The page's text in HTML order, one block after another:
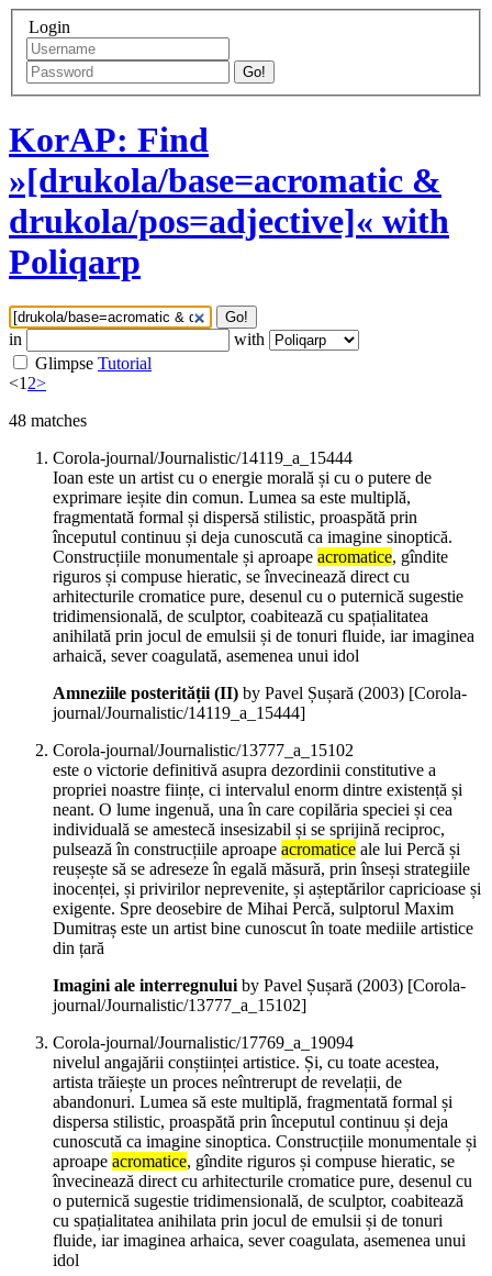
Login
Go!
KorAP: Find
»[drukola/base=acromatic &
drukola/pos=adjective]« with
Poliqarp
Go!
in
with
Glimpse Tutorial
<12>
48 matches
Corola-journal/Journalistic/14119_a_15444
Ioan este un artist cu o energie morală și cu o putere de
exprimare ieșite din comun. Lumea sa este multiplă,
fragmentată formal și dispersă stilistic, proaspătă prin
începutul continuu și deja cunoscută ca imagine sinoptică.
Construcțiile monumentale și aproape acromatice, gîndite
riguros și compuse hieratic, se învecinează direct cu
arhitecturile cromatice pure, desenul cu o puternică sugestie
tridimensională, de sculptor, coabitează cu spațialitatea
anihilată prin jocul de emulsii și de tonuri fluide, iar imaginea
arhaică, sever coagulată, asemenea unui idol
Amneziile posterității (II) by Pavel Șușară (2003) [Corola-
journal/Journalistic/14119_a_15444]
Corola-journal/Journalistic/13777_a_15102
este o victorie definitivă asupra dezordinii constitutive a
propriei noastre ființe, ci intervalul enorm dintre existență și
neant. O lume ingenuă, una în care copilăria speciei și cea
individuală se amestecă insesizabil și se sprijină reciproc,
pulsează în construcțiile aproape acromatice ale lui Percă și
reușește să se adreseze în egală măsură, prin înseși strategiile
inocenței, și privirilor neprevenite, și așteptărilor capricioase și
exigente. Spre deosebire de Mihai Percă, sulptorul Maxim
Dumitraș este un artist bine cunoscut în toate mediile artistice
din țară
Imagini ale interregnuluiby Pavel Șușară (2003) [Corola-
journal/Journalistic/13777_a_15102]
Corola-journal/Journalistic/17769_a_19094
nivelul angajării conștiinței artistice. Și, cu toate acestea,
artista trăiește un proces neîntrerupt de revelații, de
abandonuri. Lumea să este multiplă, fragmentată formal și
dispersa stilistic, proaspătă prin începutul continuu și deja
cunoscută ca imagine sinoptica. Construcțiile monumentale și
aproape acromatice, gîndite riguros și compuse hieratic, se
învecinează direct cu arhitecturile cromatice pure, desenul cu
o puternică sugestie tridimensională, de sculptor, coabitează
cu spațialitatea anihilata prin jocul de emulsii și de tonuri
fluide, iar imaginea arhaica, sever coagulata, asemenea unui
idol